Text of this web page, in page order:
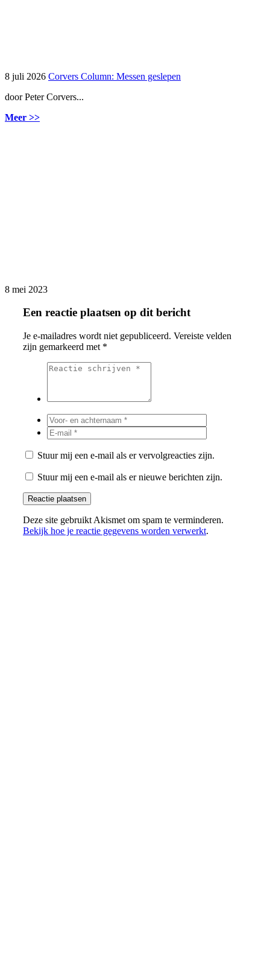
8 juli 2026 Corvers Column: Messen geslepen
door Peter Corvers...
Meer >>
8 mei 2023
Een reactie plaatsen op dit bericht
Je e-mailadres wordt niet gepubliceerd. Vereiste velden
zijn gemarkeerd met *
Stuur mij een e-mail als er vervolgreacties zijn.
Stuur mij een e-mail als er nieuwe berichten zijn.
Deze site gebruikt Akismet om spam te verminderen.
Bekijk hoe je reactie gegevens worden verwerkt.